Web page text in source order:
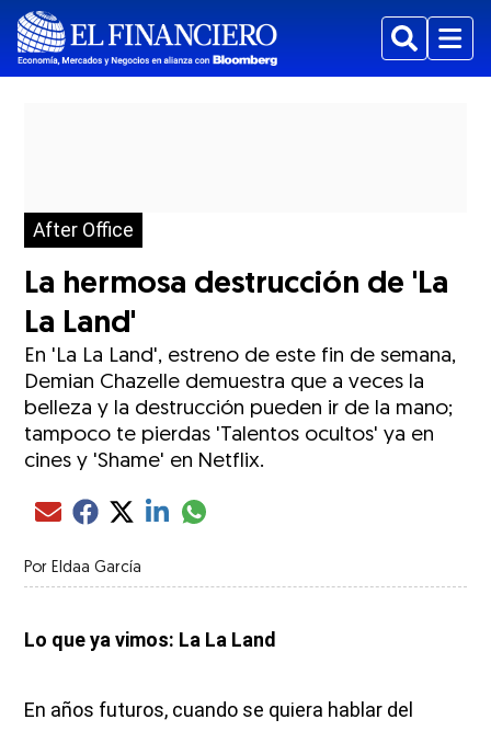
BuscarMenu
After Office
La hermosa destrucción de 'La
La Land'
En 'La La Land', estreno de este fin de semana,
Demian Chazelle demuestra que a veces la
belleza y la destrucción pueden ir de la mano;
tampoco te pierdas 'Talentos ocultos' ya en
cines y 'Shame' en Netflix.
Compartir el artículo actual mediante Email
Compartir el artículo actual mediante Facebook
Compartir el artículo actual mediante Twitter
Compartir el artículo actual mediante LinkedIn
Compartir el artículo actual mediante
Por Eldaa García
Lo que ya vimos: La La Land
En años futuros, cuando se quiera hablar del